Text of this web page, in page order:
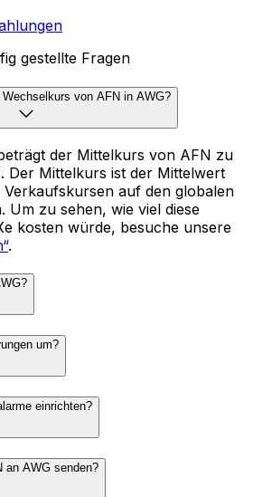
gestellte Fragen
von AFN in AWG?
der Mittelkurs von AFN zu
auf den globalen
Um zu sehen, wie viel diese
kosten würde, besuche unsere
.
um?
einrichten?
an AWG senden?